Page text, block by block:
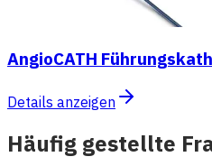
AngioCATH
Details anzeigen
Häufig gestellte